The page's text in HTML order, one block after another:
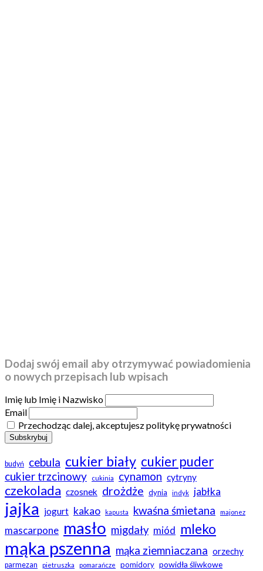
Dodaj swój email aby otrzymywać powiadomienia
o nowych przepisach lub wpisach
Imię lub Imię i Nazwisko
Email
Przechodząc dalej, akceptujesz politykę prywatności
budyń cebula cukier biały cukier puder
cukier trzcinowy cukinia cynamon cytryny
czekolada czosnek drożdże dynia indyk jabłka
jajka jogurt kakao kapusta kwaśna śmietana majonez
mascarpone masło migdały miód mleko
mąka pszenna mąka ziemniaczana orzechy
parmezan pietruszka pomarańcze pomidory powidła śliwkowe